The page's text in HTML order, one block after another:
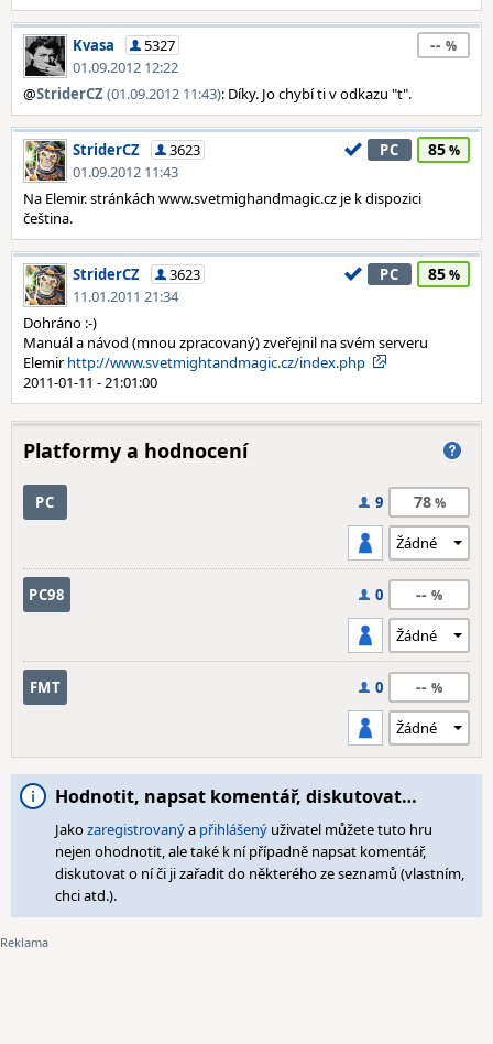
Kvasa
5327
01.09.2012 12:22
--
@StriderCZ(01.09.2012 11:43): Díky. Jo chybí ti v odkazu "t".
StriderCZ
3623
01.09.2012 11:43
PC 85
Na Elemir. stránkách www.svetmighandmagic.cz je k dispozici
čeština.
StriderCZ
3623
11.01.2011 21:34
PC 85
Dohráno :-)
Manuál a návod (mnou zpracovaný) zveřejnil na svém serveru
Elemirhttp://www.svetmightandmagic.cz/index.php
2011-01-11 - 21:01:00
Platformy a hodnocení
PC 9 78
PC98 0 --
FMT 0 --
Hodnotit, napsat komentář, diskutovat…
Jakozaregistrovanýa přihlášený uživatel můžete tuto hru
nejen ohodnotit, ale také k ní případně napsat komentář,
diskutovat o ní či ji zařadit do některého ze seznamů (vlastním,
chci atd.).